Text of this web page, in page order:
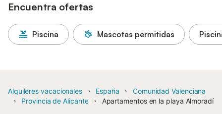
Encuentra ofertas
Piscina Mascotas permitidas
Alquileres vacacionales España
Comunidad Valenciana
Provincia de Alicante
Apartamentos en la playa Almoradí